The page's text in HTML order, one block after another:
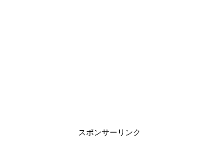
スポンサーリンク